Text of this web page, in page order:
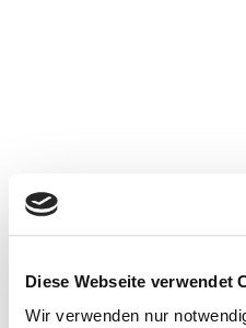
Diese Webseite verwendet
Wir verwenden nur